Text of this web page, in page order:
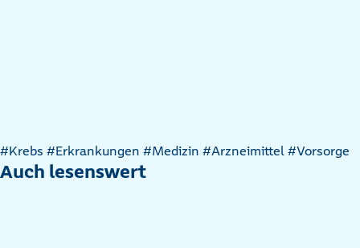
Artikel
nach
#Krebs #Erkrankungen #Medizin #Arzneimittel #Vorsorge
Auch lesenswert